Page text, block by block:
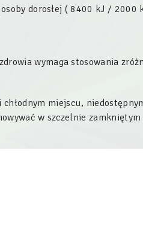
dorosłej ( 8400 kJ / 2000
wymaga stosowania
miejscu,
w szczelnie